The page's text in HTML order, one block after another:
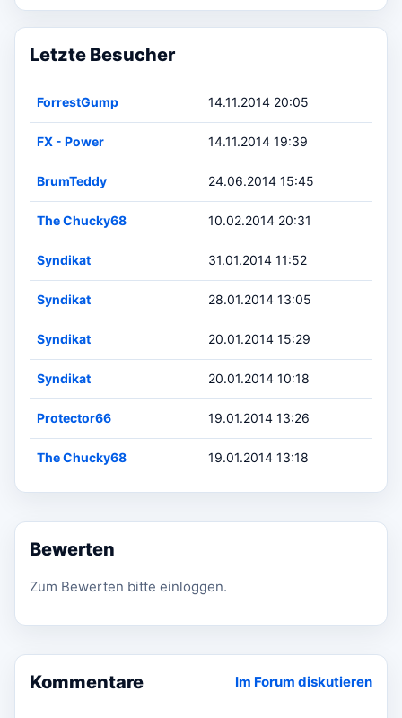
Letzte Besucher
ForrestGump 14.11.2014 20:05
FX - Power 14.11.2014 19:39
BrumTeddy 24.06.2014 15:45
The Chucky68 10.02.2014 20:31
Syndikat 31.01.2014 11:52
Syndikat 28.01.2014 13:05
Syndikat 20.01.2014 15:29
Syndikat 20.01.2014 10:18
Protector66 19.01.2014 13:26
The Chucky68 19.01.2014 13:18
Bewerten
Zum Bewerten bitte einloggen.
Kommentare Im Forum diskutieren